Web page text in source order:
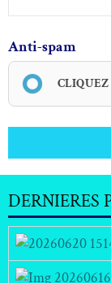
Anti-spam
DERNIERES